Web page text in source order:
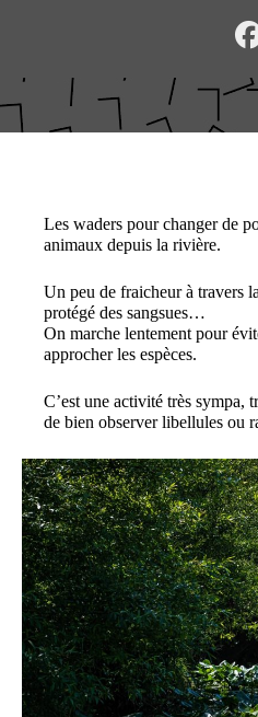
Les waders pour changer de
animaux depuis la rivière.
Un peu de fraicheur à travers
protégé des sangsues…
On marche lentement pour
approcher les espèces.
C’est une activité très sympa,
de bien observer libellules ou